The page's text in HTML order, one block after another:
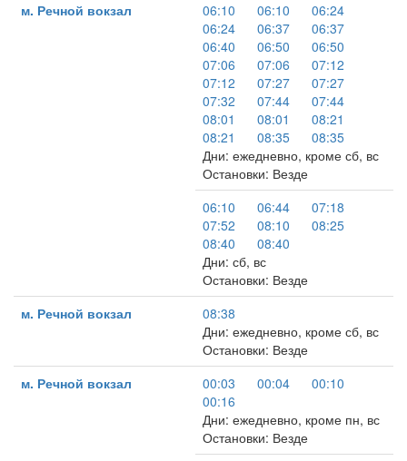
м. Речной вокзал
06:10 06:10
06:24
06:24
06:37
06:37
06:40
06:50
06:50
07:06
07:06
07:12
07:12
07:27
07:27
07:32
07:44
07:44
08:01
08:01
08:21
08:21
08:35
08:35
Дни: ежедневно, кроме сб, вс
Остановки: Везде
06:10
06:44
07:18
07:52
08:10
08:25
08:40
08:40
Дни: сб, вс
Остановки: Везде
м. Речной вокзал
08:38
Дни: ежедневно, кроме сб, вс
Остановки: Везде
м. Речной вокзал
00:03 00:04
00:10
00:16
Дни: ежедневно, кроме пн, вс
Остановки: Везде